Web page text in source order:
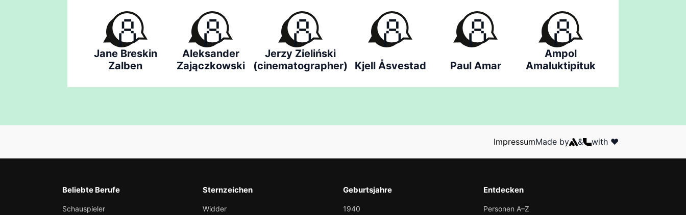
Jane Breskin
Zalben
Aleksander
Zajączkowski
Jerzy Zieliński
(cinematographer)
Kjell Åsvestad Paul Amar
Ampol
Amaluktipituk
ImpressumMade by & with ❤️
Beliebte Berufe
Schauspieler
Sternzeichen
Widder
Geburtsjahre
1940
Entdecken
Personen A–Z